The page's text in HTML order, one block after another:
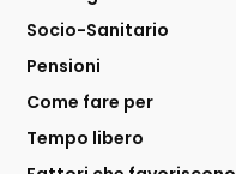
Socio-Sanitario
Pensioni
Come fare per
Tempo libero